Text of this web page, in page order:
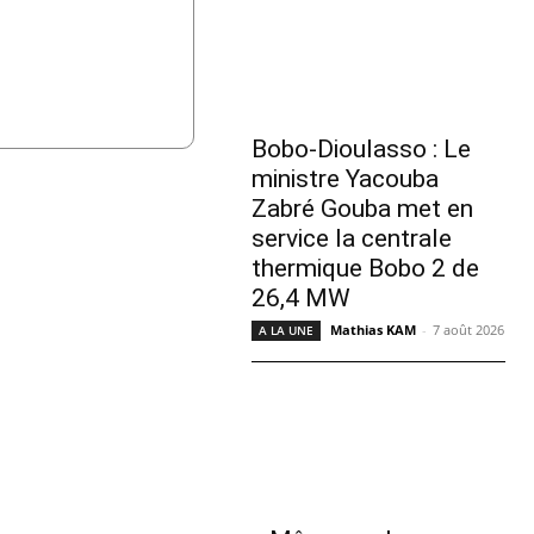
Bobo-Dioulasso : Le
ministre Yacouba
Zabré Gouba met en
service la centrale
thermique Bobo 2 de
26,4 MW
A LA UNE Mathias KAM - 7 août 2026